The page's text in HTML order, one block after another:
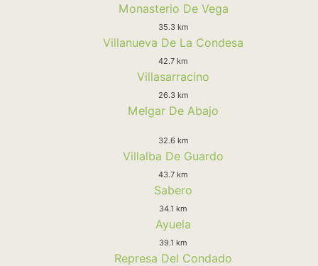
Monasterio De Vega
35.3 km
Villanueva De La Condesa
42.7 km
Villasarracino
26.3 km
Melgar De Abajo
32.6 km
Villalba De Guardo
43.7 km
Sabero
34.1 km
Ayuela
39.1 km
Represa Del Condado